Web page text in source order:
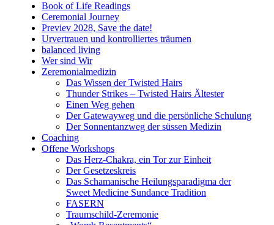
Book of Life Readings
Ceremonial Journey
Previev 2028, Save the date!
Urvertrauen und kontrolliertes träumen
balanced living
Wer sind Wir
Zeremonialmedizin
Das Wissen der Twisted Hairs
Thunder Strikes – Twisted Hairs Ältester
Einen Weg gehen
Der Gatewayweg und die persönliche Schulung
Der Sonnentanzweg der süssen Medizin
Coaching
Offene Workshops
Das Herz-Chakra, ein Tor zur Einheit
Der Gesetzeskreis
Das Schamanische Heilungsparadigma der
Sweet Medicine Sundance Tradition
FASERN
Traumschild-Zeremonie